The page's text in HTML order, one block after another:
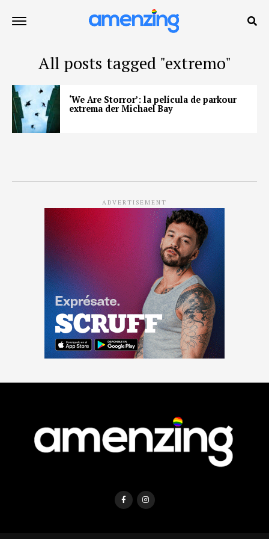
All posts tagged "extremo"
‘We Are Storror’: la película de parkour
extrema der Michael Bay
ADVERTISEMENT